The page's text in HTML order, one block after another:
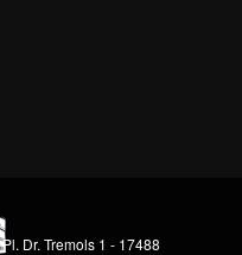
Pl. Dr. Tremols 1 - 17488